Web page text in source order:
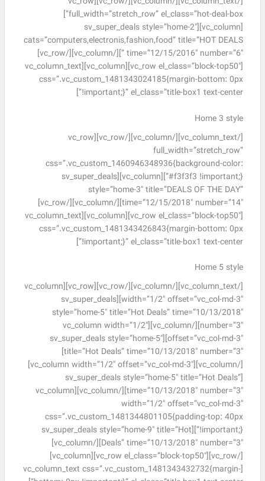
full_width=”stretch_row” el_class=”hot-deal-box”]
[vc_column][sv_super_deals style=”home-2″
cats=”computers,electronis,fashion,food” title=”HOT DEALS
” time=”12/15/2016″ number=”6″][/vc_column][/vc_row]
[vc_row el_class=”block-top50″][vc_column][vc_column_text
css=”.vc_custom_1481343024185{margin-bottom: 0px
!important;}” el_class=”title-box1 text-center”]
Home 3 style
[/vc_column_text][/vc_column][/vc_row][vc_row
full_width=”stretch_row”
css=”.vc_custom_1460946348936{background-color:
#f3f3f3 !important;}”][vc_column][sv_super_deals
style=”home-3″ title=”DEALS OF THE DAY”
time=”12/15/2018″ number=”14″][/vc_column][/vc_row]
[vc_row el_class=”block-top50″][vc_column][vc_column_text
css=”.vc_custom_1481343426843{margin-bottom: 0px
!important;}” el_class=”title-box1 text-center”]
Home 5 style
[/vc_column_text][/vc_column][/vc_row][vc_row][vc_column
width=”1/2″ offset=”vc_col-md-3″][sv_super_deals
style=”home-5″ title=”Hot Deals” time=”10/13/2018″
number=”3″][/vc_column][vc_column width=”1/2″
offset=”vc_col-md-3″][sv_super_deals style=”home-5″
title=”Hot Deals” time=”10/13/2018″ number=”3″]
[/vc_column][vc_column width=”1/2″ offset=”vc_col-md-3″]
[sv_super_deals style=”home-5″ title=”Hot Deals”
time=”10/13/2018″ number=”3″][/vc_column][vc_column
width=”1/2″ offset=”vc_col-md-3″
css=”.vc_custom_1481344801105{padding-top: 40px
!important;}”][sv_super_deals style=”home-9″ title=”Hot
Deals” time=”10/13/2018″ number=”3″][/vc_column]
[/vc_row][vc_row el_class=”block-top50″][vc_column]
[vc_column_text css=”.vc_custom_1481343432732{margin-